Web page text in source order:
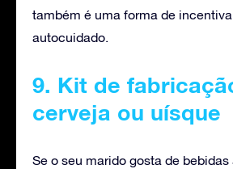
também é uma forma de
autocuidado.
9. Kit de
cerveja ou uísque
Se o seu marido gosta de